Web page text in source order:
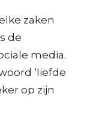
zaken
de
media.
‘liefde
op zijn